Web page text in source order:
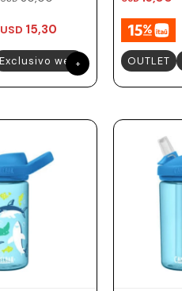
USD 15,30
Exclusivo web OUTLET